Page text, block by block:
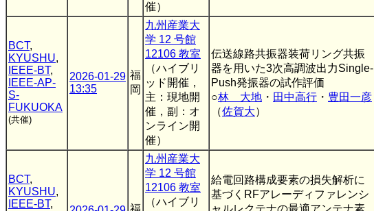
催）
BCT,
KYUSHU,
IEEE-BT,
IEEE-AP-
S-
FUKUOKA
(共催)
2026-01-29
13:35
福
岡
九州産業大
学 12 号館
12106 教室
（ハイブリ
ッド開催，
主：現地開
催，副：オ
ンライン開
催）
伝送線路共振器装荷リング共振
器を用いた3次高調波出力Single-
Push発振器の試作評価
○林 大地 ・ 田中高行 ・ 豊田一彦
（佐賀大）
BCT,
KYUSHU,
IEEE-BT,
福
九州産業大
学 12 号館
12106 教室
（ハイブリ
給電回路構成要素の損失解析に
基づくRFアレーディファレンシ
ャルレクテナの最適アンテナ素